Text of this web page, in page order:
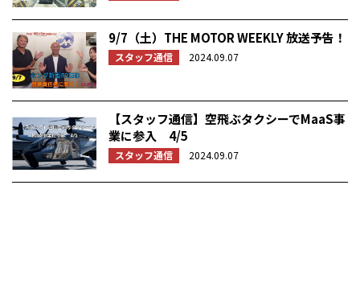
9/7（土）THE MOTOR WEEKLY 放送予告！
スタッフ通信 2024.09.07
【スタッフ通信】空飛ぶタクシーでMaaS事
業に参入 4/5
スタッフ通信 2024.09.07